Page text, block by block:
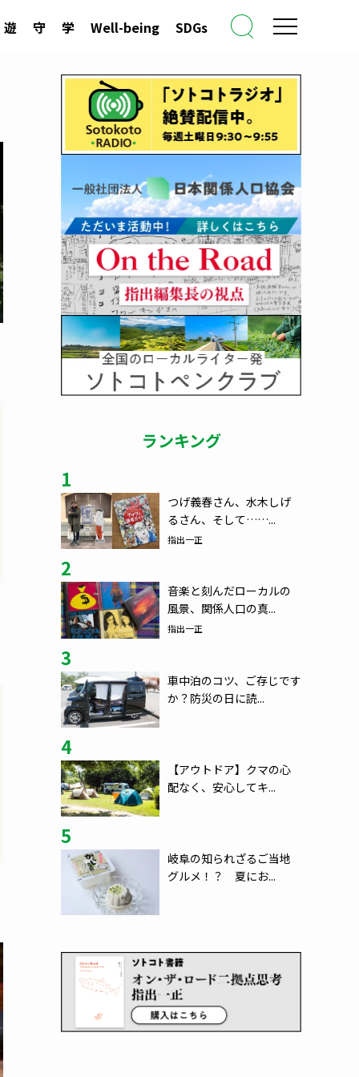
遊 守 学 Well-being SDGs
ランキング
1
つげ義春さん、水木しげ
るさん、そして……...
指出一正
2
音楽と刻んだローカルの
風景、関係人口の真...
指出一正
3
車中泊のコツ、ご存じです
か？防災の日に読...
4
【アウトドア】クマの心
配なく、安心してキ...
5
岐阜の知られざるご当地
グルメ！？ 夏にお...